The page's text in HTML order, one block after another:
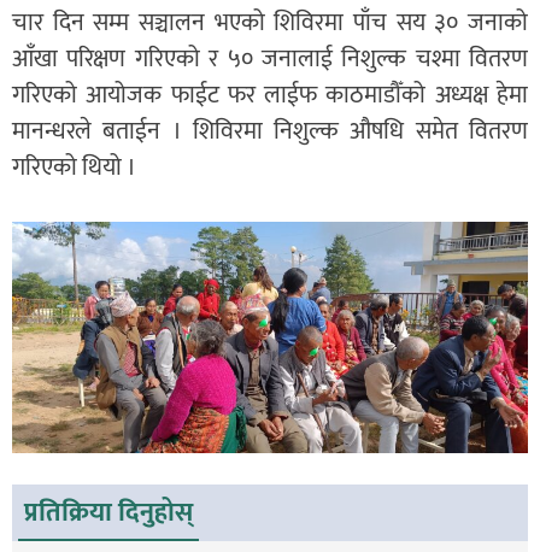
चार दिन सम्म सञ्चालन भएको शिविरमा पाँच सय ३० जनाको
आँखा परिक्षण गरिएको र ५० जनालाई निशुल्क चश्मा वितरण
गरिएको आयोजक फाईट फर लाईफ काठमाडौँको अध्यक्ष हेमा
मानन्धरले बताईन । शिविरमा निशुल्क औषधि समेत वितरण
गरिएको थियो ।
प्रतिक्रिया दिनुहोस्